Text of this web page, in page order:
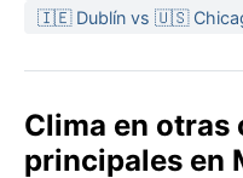
🇮🇪 Dublín vs 🇺🇸
Clima en otras
principales